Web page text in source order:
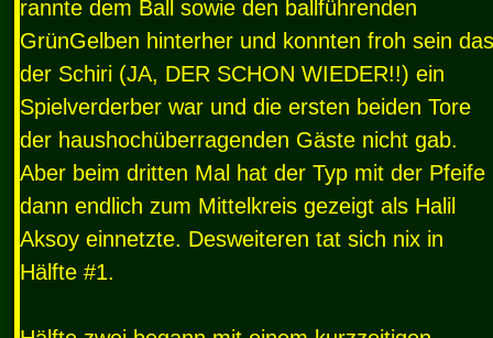
rannte dem Ball sowie den ballführenden
GrünGelben hinterher und konnten froh sein das
der Schiri (JA, DER SCHON WIEDER!!) ein
Spielverderber war und die ersten beiden Tore
der haushochüberragenden Gäste nicht gab.
Aber beim dritten Mal hat der Typ mit der Pfeife
dann endlich zum Mittelkreis gezeigt als Halil
Aksoy einnetzte. Desweiteren tat sich nix in
Hälfte #1.